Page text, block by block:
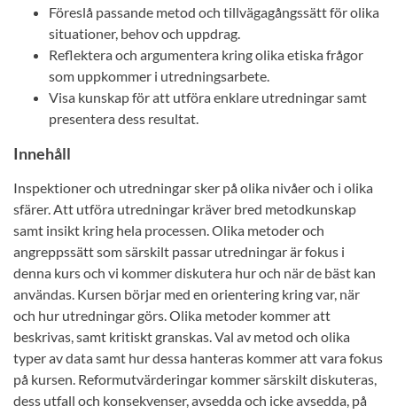
Föreslå passande metod och tillvägagångssätt för olika
situationer, behov och uppdrag.
Reflektera och argumentera kring olika etiska frågor
som uppkommer i utredningsarbete.
Visa kunskap för att utföra enklare utredningar samt
presentera dess resultat.
Innehåll
Inspektioner och utredningar sker på olika nivåer och i olika
sfärer. Att utföra utredningar kräver bred metodkunskap
samt insikt kring hela processen. Olika metoder och
angreppssätt som särskilt passar utredningar är fokus i
denna kurs och vi kommer diskutera hur och när de bäst kan
användas. Kursen börjar med en orientering kring var, när
och hur utredningar görs. Olika metoder kommer att
beskrivas, samt kritiskt granskas. Val av metod och olika
typer av data samt hur dessa hanteras kommer att vara fokus
på kursen. Reformutvärderingar kommer särskilt diskuteras,
dess utfall och konsekvenser, avsedda och icke avsedda, på